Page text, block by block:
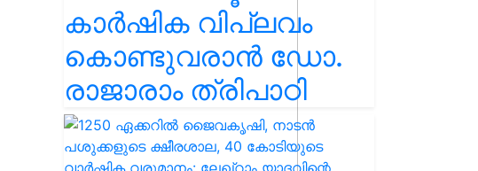
കാർഷിക വിപ്ലവം
കൊണ്ടുവരാൻ ഡോ.
രാജാരാം ത്രിപാഠി